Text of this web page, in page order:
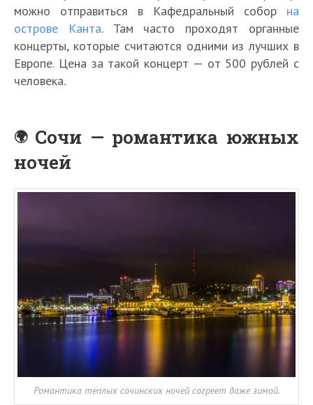
можно отправиться в Кафедральный собор на
острове Канта. Там часто проходят органные
концерты, которые считаются одними из лучших в
Европе. Цена за такой концерт — от 500 рублей с
человека.
Сочи — романтика южных
ночей
Романтика тёплых сочинских ночей согреет даже зимой.